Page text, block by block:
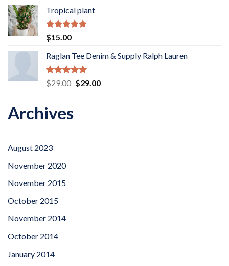
Tropical plant
Rated5.00
out of 5
$15.00
Raglan Tee Denim & Supply Ralph Lauren
Rated5.00
out of 5
$29.00 Original
$29.00Current
Archives
August 2023
November 2020
November 2015
October 2015
November 2014
October 2014
January 2014